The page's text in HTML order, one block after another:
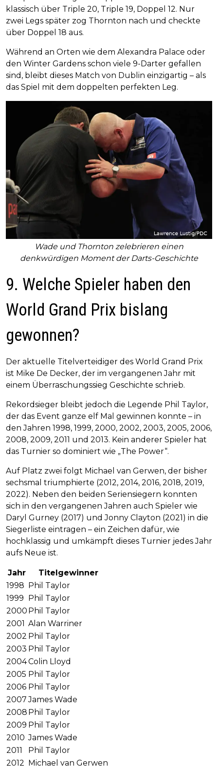
klassisch über Triple 20, Triple 19, Doppel 12. Nur
zwei Legs später zog Thornton nach und checkte
über Doppel 18 aus.
Während an Orten wie dem Alexandra Palace oder
den Winter Gardens schon viele 9-Darter gefallen
sind, bleibt dieses Match von Dublin einzigartig – als
das Spiel mit dem doppelten perfekten Leg.
Wade und Thornton zelebrieren einen
denkwürdigen Moment der Darts-Geschichte
9. Welche Spieler haben den
World Grand Prix bislang
gewonnen?
Der aktuelle Titelverteidiger des World Grand Prix
ist Mike De Decker, der im vergangenen Jahr mit
einem Überraschungssieg Geschichte schrieb.
Rekordsieger bleibt jedoch die Legende Phil Taylor,
der das Event ganze elf Mal gewinnen konnte – in
den Jahren 1998, 1999, 2000, 2002, 2003, 2005, 2006,
2008, 2009, 2011 und 2013. Kein anderer Spieler hat
das Turnier so dominiert wie „The Power“.
Auf Platz zwei folgt Michael van Gerwen, der bisher
sechsmal triumphierte (2012, 2014, 2016, 2018, 2019,
2022). Neben den beiden Seriensiegern konnten
sich in den vergangenen Jahren auch Spieler wie
Daryl Gurney (2017) und Jonny Clayton (2021) in die
Siegerliste eintragen – ein Zeichen dafür, wie
hochklassig und umkämpft dieses Turnier jedes Jahr
aufs Neue ist.
Jahr
Titelgewinner
1998 Phil Taylor
1999 Phil Taylor
2000 Phil Taylor
2001 Alan Warriner
2002 Phil Taylor
2003 Phil Taylor
2004Colin Lloyd
2005 Phil Taylor
2006 Phil Taylor
2007 James Wade
2008 Phil Taylor
2009 Phil Taylor
2010 James Wade
2011
Phil Taylor
2012 Michael van Gerwen